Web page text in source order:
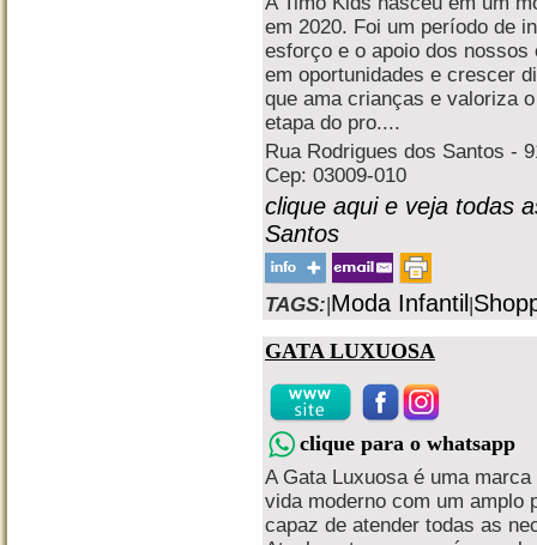
em 2020. Foi um período de
esforço e o apoio dos
em oportunidades e crescer
que ama crianças e valoriza
etapa do pro....
Rua Rodrigues dos Santos -
Cep: 03009-010
clique aqui e veja todas
Santos
TAGS:|Moda Infantil |
GATA LUXUOSA
clique para o whatsapp
A Gata Luxuosa é uma
vida moderno com um amplo
capaz de atender todas as